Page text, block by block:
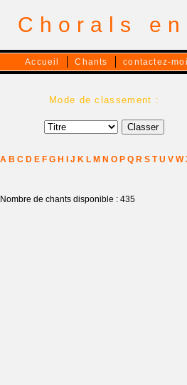
Chorals
Accueil Chants contactez-moi
Mode de classement :
A B C D E F G H J K L M N O P Q R S T U V W
Nombre de chants disponible : 435